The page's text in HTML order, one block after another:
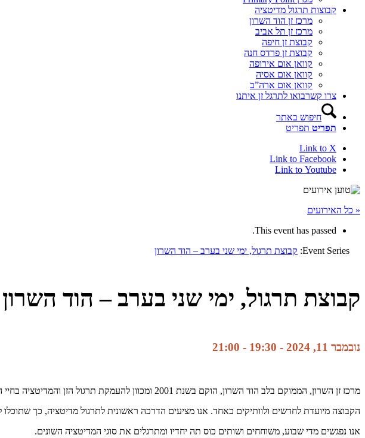
קבוצות תרגול מדיטציה
מרכז זן הוד השרון
מרכז זן תל אביב
קבוצת זן חיפה
קבוצת זן פרדס חנה
קוואן אום אירופה
קוואן אום אסיה
קוואן אום ארה”ב
צרו קשרבואו לתרגל זן איתנו
חיפוש באתר
תפריט תפריט
Link to X
Link to Facebook
Link to Youtube
« כל האירועים
This event has passed.
Event Series: קבוצת תרגול, ימי שני בערב – הוד השרון
קבוצת תרגול, ימי שני בערב – הוד השרון
נובמבר 11, 2024 - 19:30 -
21:00
מרכז זן השרון, הממוקם בלב הוד השרון, הוקם בשנת 2001 ומכוון להעמקת תרגול הזן והמדיטציה בחיי היום יום.
הקבוצה מיועדת לחדשים ולוותיקים כאחד. אנו מציעים הדרכה ראשונית לתרגול מדיטציה, כך
אנו נפגשים מדי שבוע, משוחחים ושותים כוס תה יחדיו ומתרגלים את סוגי המדיטציה השונים.